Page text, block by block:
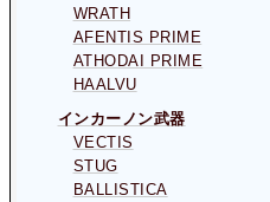
WRATH
AFENTIS PRIME
ATHODAI PRIME
HAALVU
インカーノン武器
VECTIS
STUG
BALLISTICA